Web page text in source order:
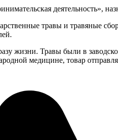
деятельность»,
травы и травяные
жизни. Травы были в
медицине, товар